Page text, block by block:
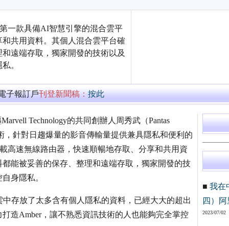
一款具備AI智慧引擎的混合雲平
共用資料。其個人混合雲平台確
遠端存取，獨家開發的技術以及
。
子報訂戶刊登新聞稿：按此
Technology的共同創辦人周秀武（Pantas
，針對日趨爆量的影音傳輸量提供兼具隱私和便利的
高速無線路由器，快速順暢地存取、分享和共用資
能被妥善的保存、整理和遠端存取，獨家開發的技
身隱私。
中存放了太多含有個人隱私的資料，已經大大的超出
造Amber，讓不熟悉資訊技術的人也能夠完全掌控
■ 我在
四）
2023/07/02